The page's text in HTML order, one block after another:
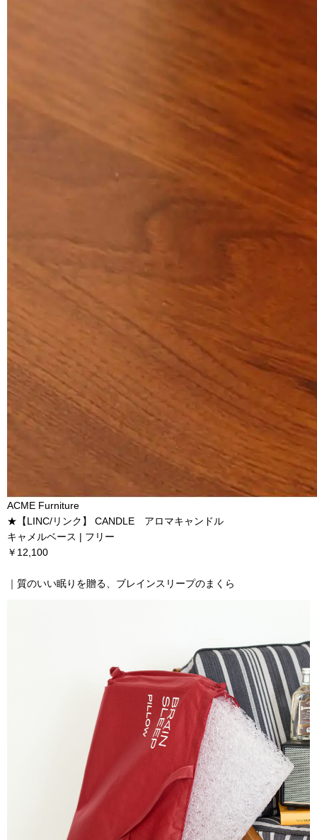
ACME Furniture
★【LINC/リンク】 CANDLE アロマキャンドル
キャメルベース | フリー
￥12,100
｜質のいい眠りを贈る、ブレインスリープのまくら